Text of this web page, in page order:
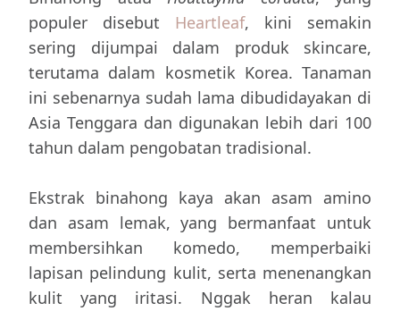
populer disebut Heartleaf, kini semakin
sering dijumpai dalam produk skincare,
terutama dalam kosmetik Korea. Tanaman
ini sebenarnya sudah lama dibudidayakan di
Asia Tenggara dan digunakan lebih dari 100
tahun dalam pengobatan tradisional.
Ekstrak binahong kaya akan asam amino
dan asam lemak, yang bermanfaat untuk
membersihkan komedo, memperbaiki
lapisan pelindung kulit, serta menenangkan
kulit yang iritasi. Nggak heran kalau